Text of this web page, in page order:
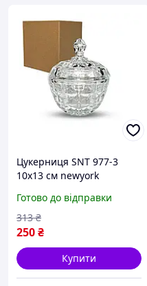
Цукерниця SNT 977-3
10х13 см newyork
Готово до відправки
250₴
313 ₴
Купити